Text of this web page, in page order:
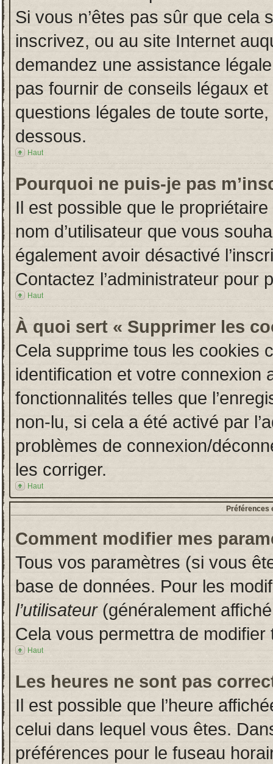
Si vous n’êtes pas sûr que cela
inscrivez, ou au site Internet
demandez une assistance
pas fournir de conseils légaux
questions légales de toute
dessous.
Haut
Pourquoi ne puis-je pas
Il est possible que le
nom d’utilisateur que vous
également avoir désactivé
Contactez l’administrateur pour
Haut
À quoi sert « Supprimer les
Cela supprime tous les cookies
identification et votre connexion
fonctionnalités telles que
non-lu, si cela a été activé par
problèmes de connexion/
les corriger.
Haut
Préférences
Comment modifier mes
Tous vos paramètres (si vous
base de données. Pour les
l’utilisateur(généralement
Cela vous permettra de
Haut
Les heures ne sont pas
Il est possible que l’heure
celui dans lequel vous êtes.
préférences pour le fuseau